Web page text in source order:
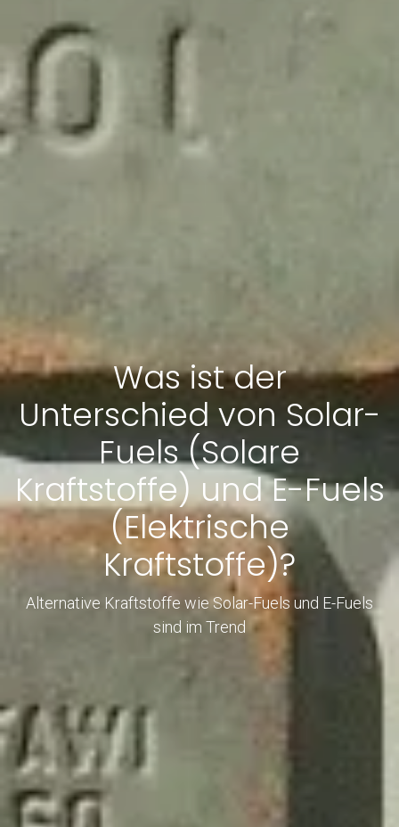
Was ist der
Unterschied von Solar-
Fuels (Solare
Kraftstoffe) und E-Fuels
(Elektrische
Kraftstoffe)?
Alternative Kraftstoffe wie Solar-Fuels und E-Fuels
sind im Trend